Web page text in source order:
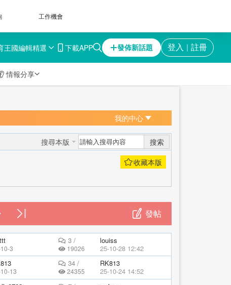
工作機會
王國編輯精選 下載APP 發佈新話題 登入 ｜ 註冊
情報分享
我的中心
搜尋本版 搜索
發帖
3
3 /
19026
louiss
25-10-28 12:42
13
34 /
24355
RK813
25-10-24 14:52